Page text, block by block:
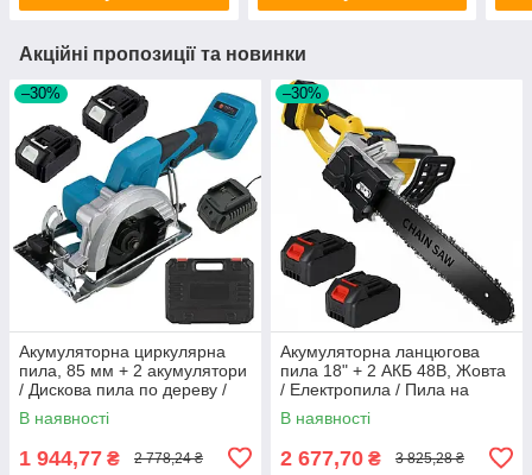
Акційні пропозиції та новинки
–30%
Акумуляторна циркулярна
пила, 85 мм + 2 акумулятори
/ Дискова пила по дереву /
Пила циркулярна ручна
В наявності
1 944,77 ₴ 2 778,24 ₴
–30%
Акумуляторна ланцюгова
пила 18" + 2 АКБ 48В, Жовта
/ Електропила / Пила на
акумуляторі / Електрична
пила для обрізання дерев
В наявності
2 677,70 ₴ 3 825,28 ₴